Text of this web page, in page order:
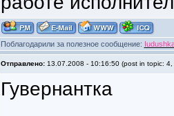
Поблагодарили за полезное сообщение:
Отправлено: 13.07.2008 - 10:16:50 (post in topic: 4,
Гувернантка